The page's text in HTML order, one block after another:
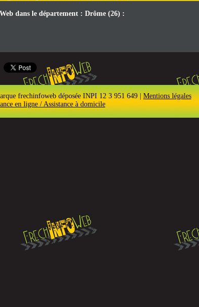
dans le département : Drôme (26) :
frechinfoweb déposée INPI 12 3 951 649 |Mentions légales
en ligne / Assistance à domicile